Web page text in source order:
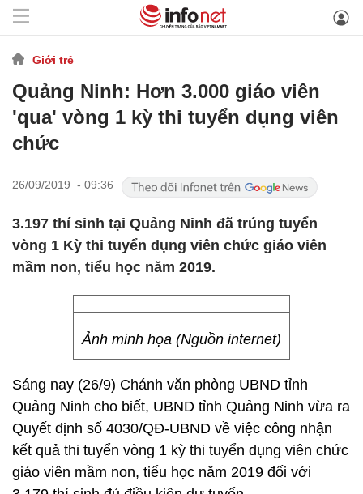
Giới trẻ
Quảng Ninh: Hơn 3.000 giáo viên
'qua' vòng 1 kỳ thi tuyển dụng viên
chức
26/09/2019 - 09:36
3.197 thí sinh tại Quảng Ninh đã trúng tuyển
vòng 1 Kỳ thi tuyển dụng viên chức giáo viên
mầm non, tiểu học năm 2019.
Ảnh minh họa (Nguồn internet)
Sáng nay (26/9) Chánh văn phòng UBND tỉnh
Quảng Ninh cho biết, UBND tỉnh Quảng Ninh vừa ra
Quyết định số 4030/QĐ-UBND về việc công nhận
kết quả thi tuyển vòng 1 kỳ thi tuyển dụng viên chức
giáo viên mầm non, tiểu học năm 2019 đối với